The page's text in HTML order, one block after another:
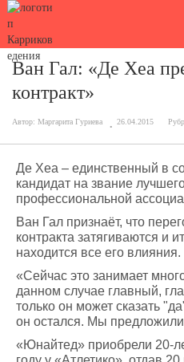
Ван Гал: «Де Хеа
контракт»
Автор: Маргарита Гуриева 26.04.2015
Де Хеа – единственный в
кандидат на звание
профессиональной
Ван Гал признаёт, что
контракта затягиваются и
находится все его влияния.
«Сейчас это занимает
данном случае главный,
только он может сказать
он остался. Мы
«Юнайтед» приобрели 20-